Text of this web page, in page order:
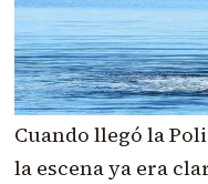
Cuando llegó la
la escena ya era